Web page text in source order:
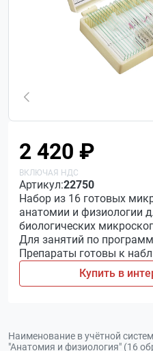
2 420 ₽
Артикул:22750
Набор из 16 готовых
анатомии и физиологии
биологических
Для занятий по
Препараты готовы к
Купить в
Наименование в учётной
"Анатомия и физиология" (16